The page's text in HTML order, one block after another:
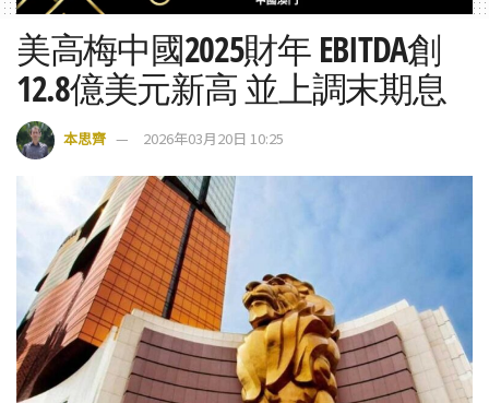
美高梅中國2025財年 EBITDA創
12.8億美元新高 並上調末期息
本思齊 2026年03月20日 10:25